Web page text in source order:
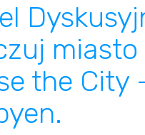
miasto
the City